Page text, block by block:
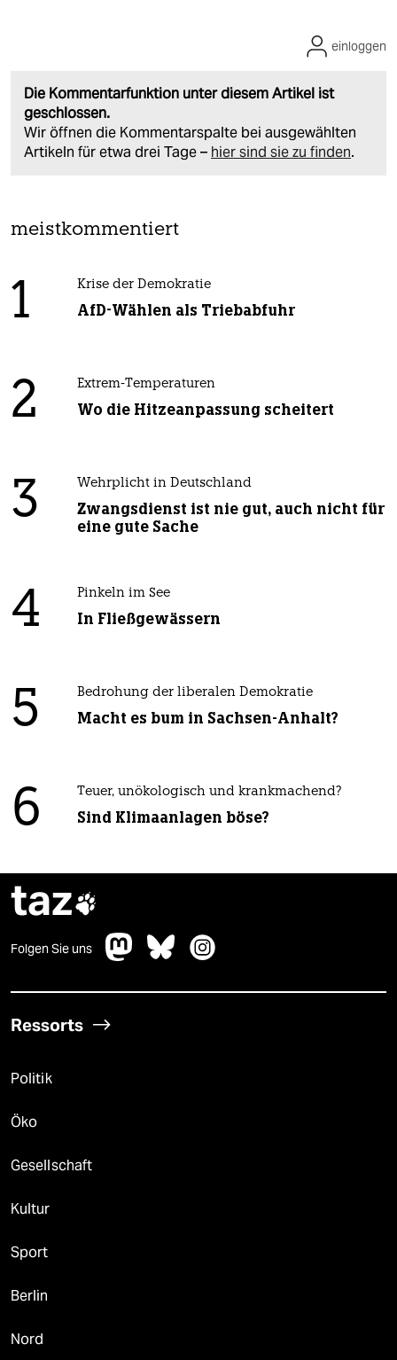
Die Kommentarfunktion unter diesem Artikel ist
geschlossen.
Wir öffnen die Kommentarspalte bei ausgewählten
Artikeln für etwa drei Tage – hier sind sie zu finden.
einloggen
meistkommentiert
1 Krise der Demokratie
AfD-Wählen als Triebabfuhr
2 Extrem-Temperaturen
Wo die Hitzeanpassung scheitert
3 Wehrplicht in Deutschland
Zwangsdienst ist nie gut, auch nicht für
eine gute Sache
4 Pinkeln im See
In Fließgewässern
5 Bedrohung der liberalen Demokratie
Macht es bum in Sachsen-Anhalt?
6 Teuer, unökologisch und krankmachend?
Sind Klimaanlagen böse?
taz
Folgen Sie uns
Ressorts
Politik
Öko
Gesellschaft
Kultur
Sport
Berlin
Nord